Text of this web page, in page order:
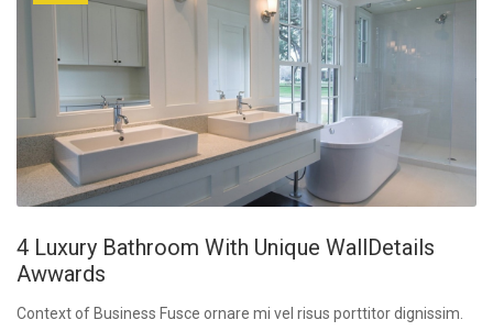
4 Luxury Bathroom With Unique WallDetails
Awwards
Context of Business Fusce ornare mi vel risus porttitor dignissim.